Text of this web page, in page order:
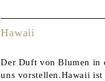
Hawaii
Der Duft von Blumen in
uns vorstellen.Hawaii ist